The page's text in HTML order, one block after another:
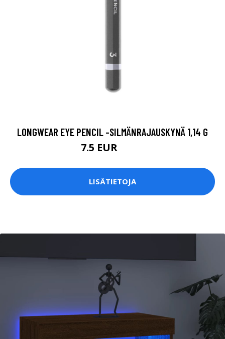
LONGWEAR EYE PENCIL -SILMÄNRAJAUSKYNÄ 1,14 G
7.5 EUR
LISÄTIETOJA